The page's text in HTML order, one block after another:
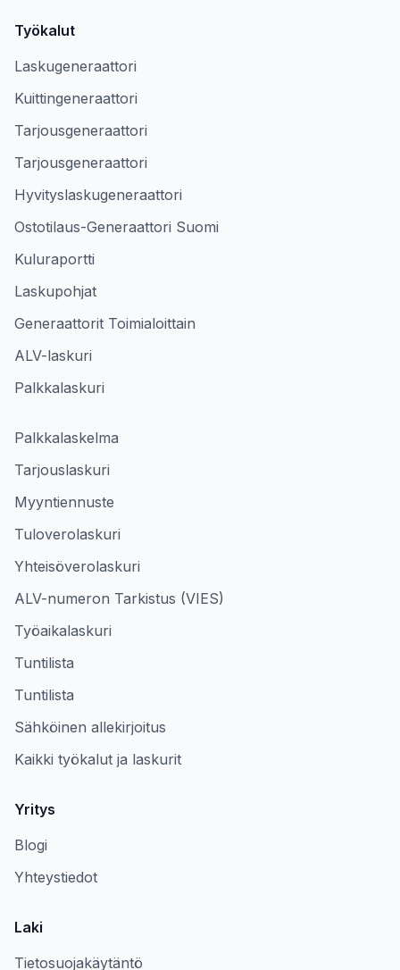
Työkalut
Laskugeneraattori
Kuittingeneraattori
Tarjousgeneraattori
Tarjousgeneraattori
Hyvityslaskugeneraattori
Ostotilaus-Generaattori Suomi
Kuluraportti
Laskupohjat
Generaattorit Toimialoittain
ALV-laskuri
Palkkalaskuri
Palkkalaskelma
Tarjouslaskuri
Myyntiennuste
Tuloverolaskuri
Yhteisöverolaskuri
ALV-numeron Tarkistus (VIES)
Työaikalaskuri
Tuntilista
Tuntilista
Sähköinen allekirjoitus
Kaikki työkalut ja laskurit
Yritys
Blogi
Yhteystiedot
Laki
Tietosuojakäytäntö